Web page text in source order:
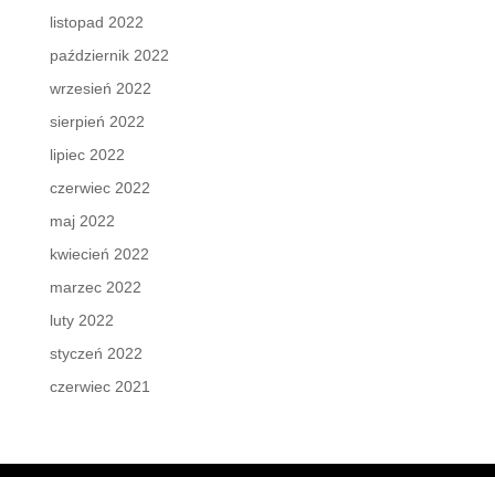
listopad 2022
październik 2022
wrzesień 2022
sierpień 2022
lipiec 2022
czerwiec 2022
maj 2022
kwiecień 2022
marzec 2022
luty 2022
styczeń 2022
czerwiec 2021